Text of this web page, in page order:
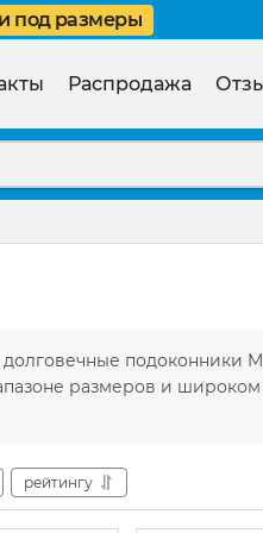
под размеры
Распродажа
подоконники
размеров и широком
рейтингу